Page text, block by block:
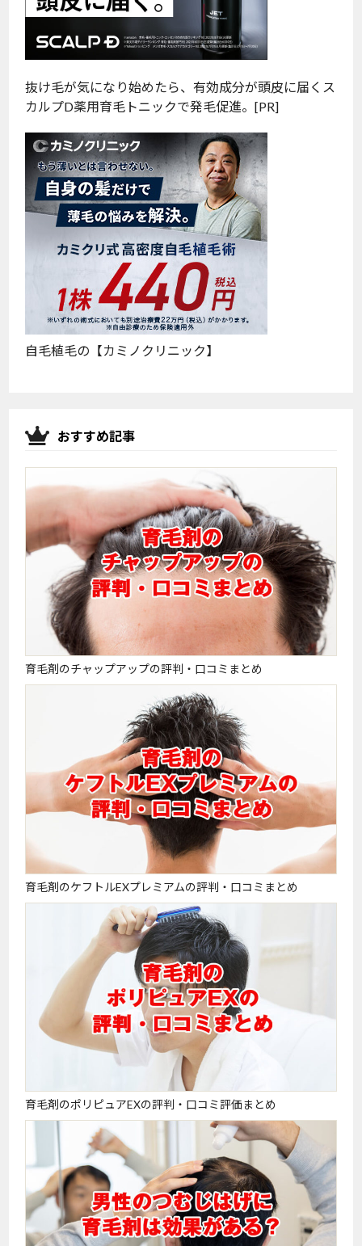
抜け毛が気になり始めたら、有効成分が頭皮に届くス
カルプD薬用育毛トニックで発毛促進。[PR]
自毛植毛の【カミノクリニック】
おすすめ記事
育毛剤のチャップアップの評判・口コミまとめ
育毛剤のケフトルEXプレミアムの評判・口コミまとめ
育毛剤のポリピュアEXの評判・口コミ評価まとめ